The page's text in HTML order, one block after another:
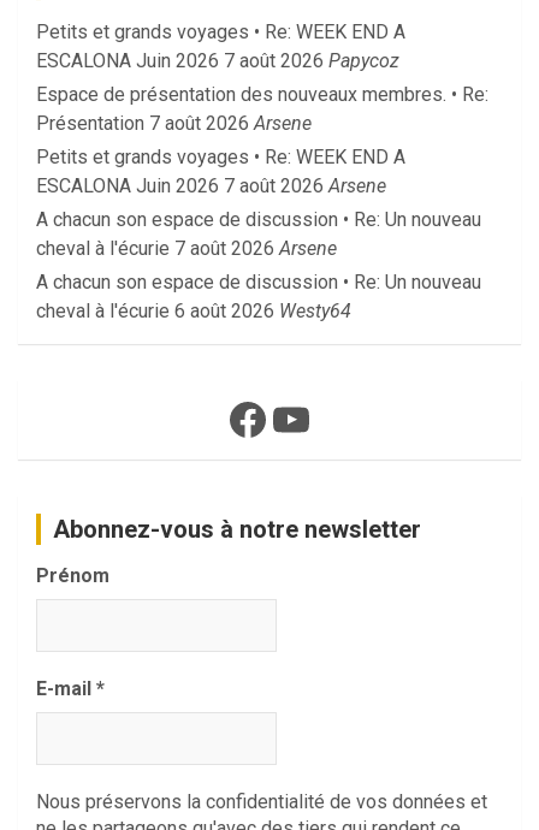
Petits et grands voyages • Re: WEEK END A
ESCALONA Juin 2026 7 août 2026 Papycoz
Espace de présentation des nouveaux membres. • Re:
Présentation 7 août 2026 Arsene
Petits et grands voyages • Re: WEEK END A
ESCALONA Juin 2026 7 août 2026 Arsene
A chacun son espace de discussion • Re: Un nouveau
cheval à l'écurie 7 août 2026 Arsene
A chacun son espace de discussion • Re: Un nouveau
cheval à l'écurie 6 août 2026 Westy64
Facebook
YouTube
Abonnez-vous à notre newsletter
Prénom
E-mail *
Nous préservons la confidentialité de vos données et